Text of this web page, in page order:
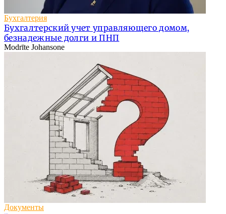
Бухгалтерия
Бухгалтерский учет управляющего домом,
безнадежные долги и ПНП
Modrīte Johansone
Документы